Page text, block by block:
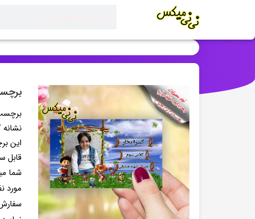
نشانه
این
قابل
شما
مورد